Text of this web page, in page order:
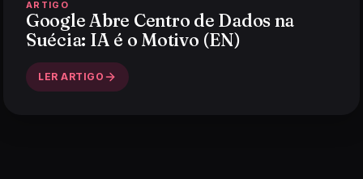
ARTIGO
Google Abre Centro de Dados na
Suécia: IA é o Motivo (EN)
LER ARTIGO